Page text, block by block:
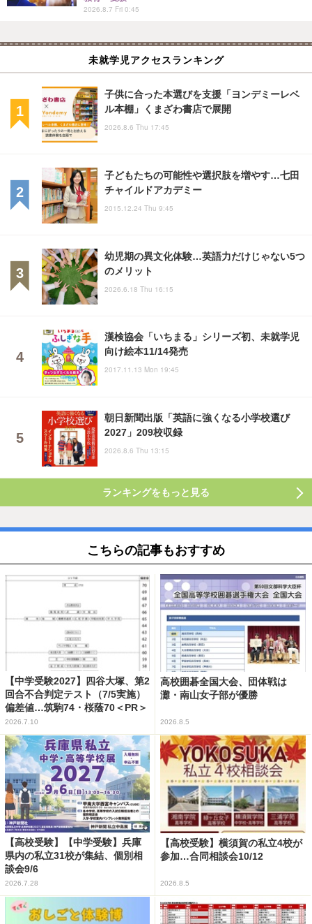
2026.8.7 Fri 0:45
未就学児アクセスランキング
子供に合った本選びを支援「ヨンデミーレベ
ル本棚」くまざわ書店で展開
2026.8.6 Thu 17:45
子どもたちの可能性や選択肢を増やす…七田
チャイルドアカデミー
2015.12.24 Thu 9:45
幼児期の異文化体験…英語力だけじゃない5つ
のメリット
2026.6.18 Thu 16:15
漢検協会「いちまる」シリーズ初、未就学児
向け絵本11/14発売
2017.11.13 Mon 19:45
朝日新聞出版「英語に強くなる小学校選び
2027」209校収録
2026.8.6 Thu 13:15
ランキングをもっと見る
こちらの記事もおすすめ
【中学受験2027】四谷大塚、第2
回合不合判定テスト（7/5実施）
偏差値…筑駒74・桜蔭70＜PR＞
2026.7.10
高校囲碁全国大会、団体戦は
灘・南山女子部が優勝
2026.8.5
【高校受験】【中学受験】兵庫
県内の私立31校が集結、個別相
談会9/6
2026.7.28
【高校受験】横須賀の私立4校が
参加…合同相談会10/12
2026.8.5